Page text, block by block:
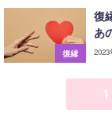
復縁
復
あ